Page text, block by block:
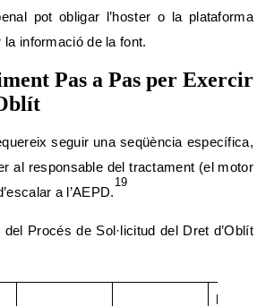
pot obligar l’hoster o la plataforma
informació de la font.
Pas a Pas per Exercir
seguir una seqüència específica,
al responsable del tractament (el motor
a l’AEPD.
19
Procés de Sol·licitud del Dret d’Oblít
Prova